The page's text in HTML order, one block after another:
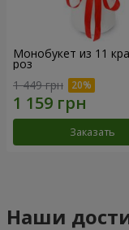
Монобукет из 11
роз
1 449 грн
Заказать
Наши